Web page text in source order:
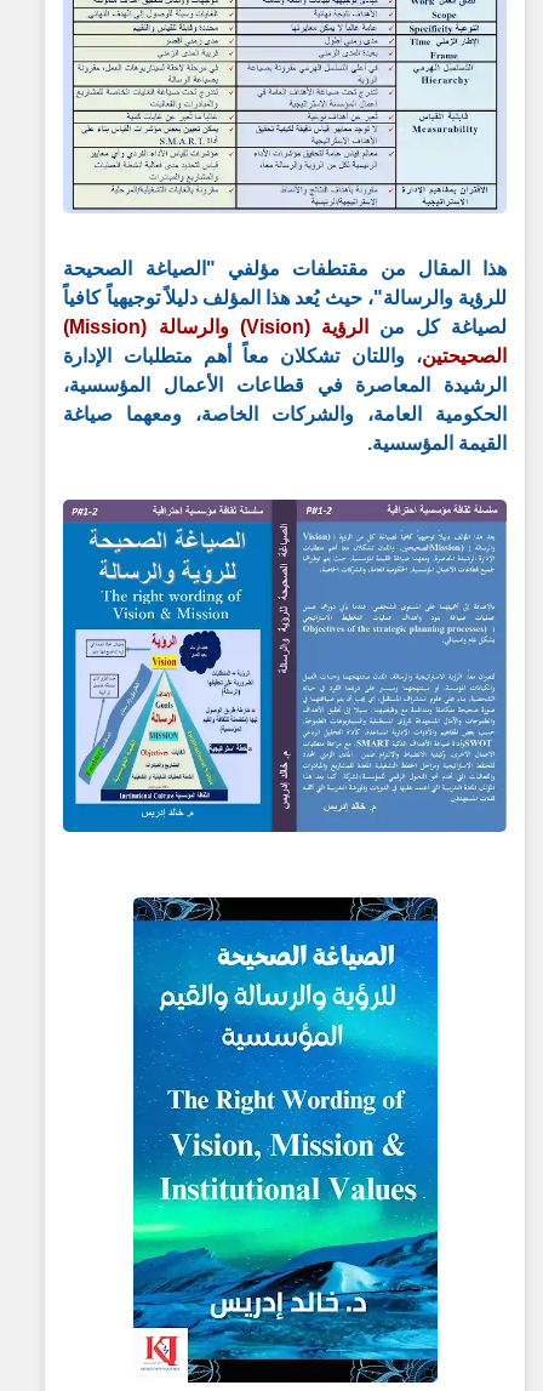
هذا المقال من مقتطفات مؤلفي "الصياغة الصحيحة
للرؤية والرسالة"، حيث يُعد هذا المؤلف دليلاً توجيهياً كافياً
لصياغة كل من
الرؤية (Vision) والرسالة (Mission)
الصحيحتين، واللتان تشكلان معاً أهم متطلبات الإدارة
الرشيدة المعاصرة في قطاعات الأعمال المؤسسية،
الحكومية العامة، والشركات الخاصة، ومعهما صياغة
القيمة المؤسسية.